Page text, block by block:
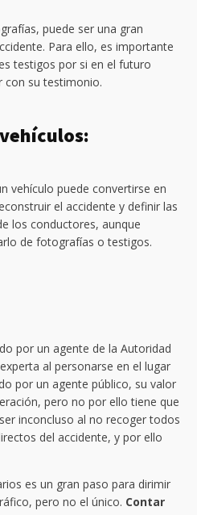
puede ser una gran
Para ello, es importante
testigos por si en el futuro
con su testimonio.
vehículo puede convertirse en
el accidente y definir las
los conductores, aunque
de fotografías o testigos.
por un agente de la Autoridad
al personarse en el lugar
por un agente público, su valor
pero no por ello tiene que
inconcluso al no recoger todos
del accidente, y por ello
es un gran paso para dirimir
pero no el único. Contar